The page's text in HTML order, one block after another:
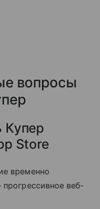
вопросы
Купер
Store
временно
веб-